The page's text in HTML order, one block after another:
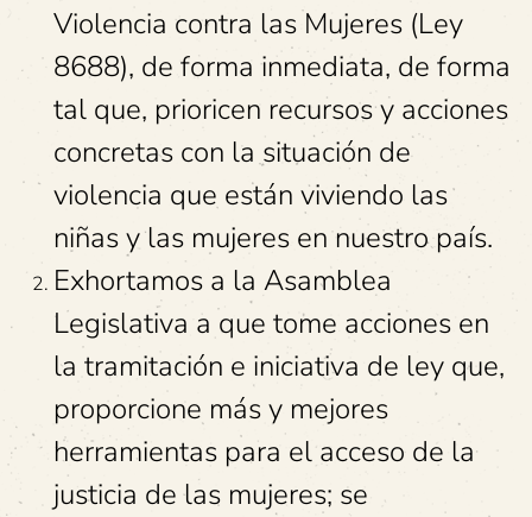
Violencia contra las Mujeres (Ley
8688), de forma inmediata, de forma
tal que, prioricen recursos y acciones
concretas con la situación de
violencia que están viviendo las
niñas y las mujeres en nuestro país.
Exhortamos a la Asamblea
Legislativa a que tome acciones en
la tramitación e iniciativa de ley que,
proporcione más y mejores
herramientas para el acceso de la
justicia de las mujeres; se